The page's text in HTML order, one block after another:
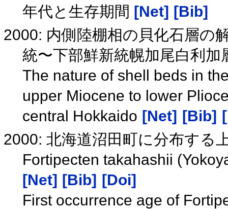
年代と生存期間 [Net] [Bib]
2000: 内側陸棚相の貝化石層の
統〜下部鮮新統幌加尾白利
The nature of shell beds in
upper Miocene to lower
central Hokkaido [Net] [Bib]
2000: 北海道沼田町に分布する
Fortipecten takahashii
[Net] [Bib] [Doi]
First occurrence age of